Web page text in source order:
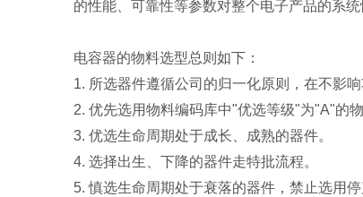
的性能、可靠性等参数对整个电子产品的系
电容器的物料选型总则如下：
1. 所选器件遵循公司的归一化原则，在不影
2. 优先选用物料编码库中"优选等级"为"A"的
3. 优选生命周期处于成长、成熟的器件。
4. 选择出生、下降的器件走特批流程。
5.慎选生命周期处于衰落的器件，禁止选用停